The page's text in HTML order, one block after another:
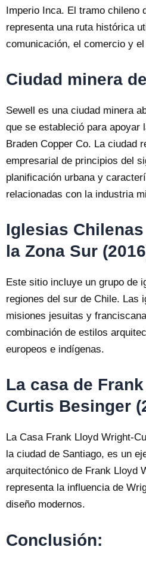
Imperio Inca. El tramo chileno
representa una ruta histórica
comunicación, el comercio y
Ciudad minera
Sewell es una ciudad minera
que se estableció para apoyar
Braden Copper Co. La ciudad
empresarial de principios del
planificación urbana y
relacionadas con la industria
Iglesias
la Zona Sur
Este sitio incluye un grupo de
regiones del sur de Chile. Las
misiones jesuitas y
combinación de estilos
europeos e indígenas.
La casa de
Curtis Besinger
La Casa Frank Lloyd Wright-
la ciudad de Santiago, es un
arquitectónico de Frank Lloyd
representa la influencia de
diseño modernos.
Conclusión: